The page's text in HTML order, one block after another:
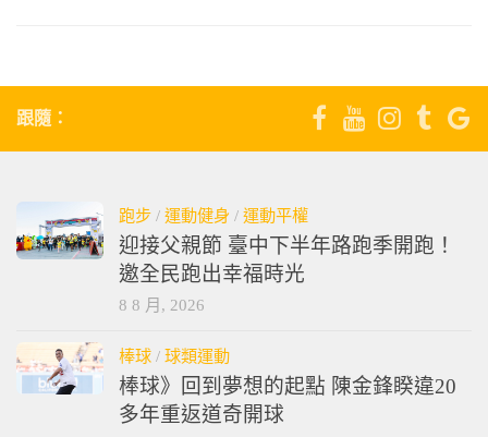
跟隨：
跑步 / 運動健身 / 運動平權
迎接父親節 臺中下半年路跑季開跑！
邀全民跑出幸福時光
8 8 月, 2026
棒球 / 球類運動
棒球》回到夢想的起點 陳金鋒睽違20
多年重返道奇開球